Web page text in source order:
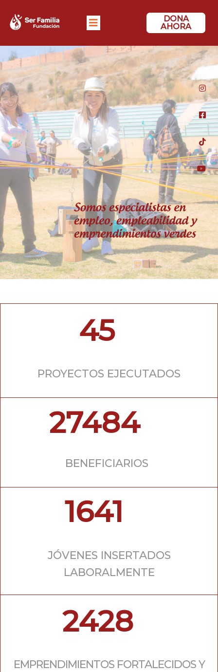
DONA
AHORA
45
PROYECTOS EJECUTADOS
27484
BENEFICIARIOS
1641
JÓVENES INSERTADOS
LABORALMENTE
2428
EMPRENDIMIENTOS FORTALECIDOS Y